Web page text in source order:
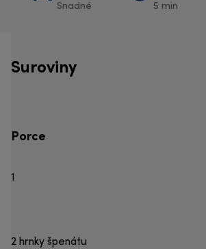
Snadné 5 min
Suroviny
Porce
1
2 hrnky špenátu